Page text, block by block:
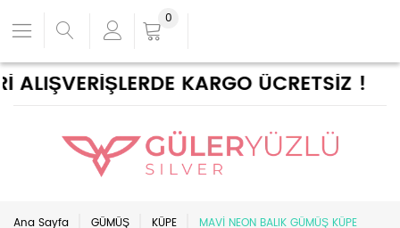
KARGO ÜCRETSİZ !
0
Ana Sayfa GÜMÜŞ KÜPE MAVİ NEON BALIK GÜMÜŞ KÜPE